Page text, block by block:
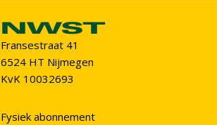
Fransestraat 41
6524 HT Nijmegen
KvK 10032693
Fysiek abonnement